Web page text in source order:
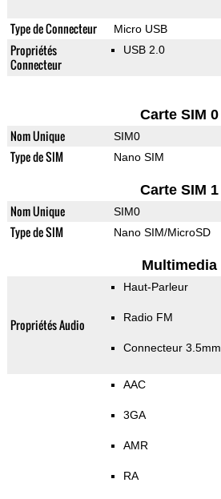
Type de Connecteur Micro USB
Propriétés
Connecteur
USB 2.0
Carte SIM 0
Nom Unique SIM0
Type de SIM Nano SIM
Carte SIM 1
Nom Unique SIM0
Type de SIM Nano SIM/MicroSD
Multimedia
Propriétés Audio
Haut-Parleur
Radio FM
Connecteur 3.5mm
AAC
3GA
AMR
RA